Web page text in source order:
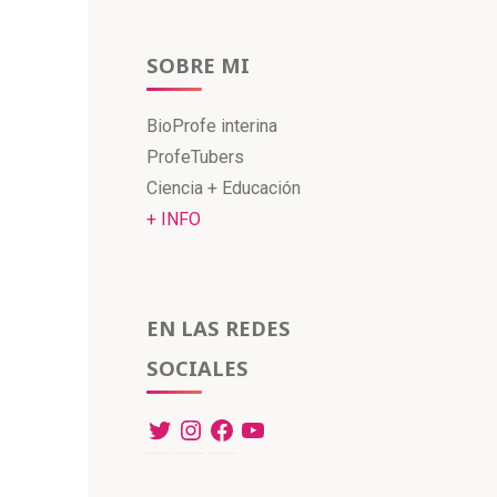
SOBRE MI
BioProfe interina
ProfeTubers
Ciencia + Educación
+ INFO
EN LAS REDES
SOCIALES